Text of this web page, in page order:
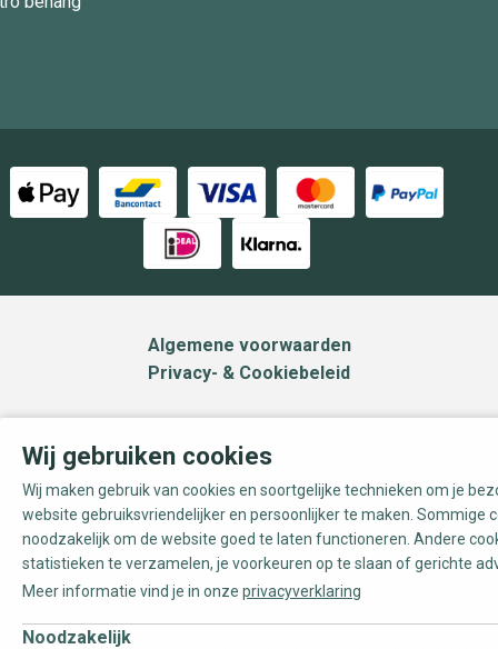
Algemene voorwaarden
Privacy- & Cookiebeleid
Wij gebruiken cookies
Wij maken gebruik van cookies en soortgelijke technieken om je
website gebruiksvriendelijker en persoonlijker te maken. Sommige
noodzakelijk om de website goed te laten functioneren. Andere
statistieken te verzamelen, je voorkeuren op te slaan of gerichte
Meer informatie vind je in onze privacyverklaring
Noodzakelijk